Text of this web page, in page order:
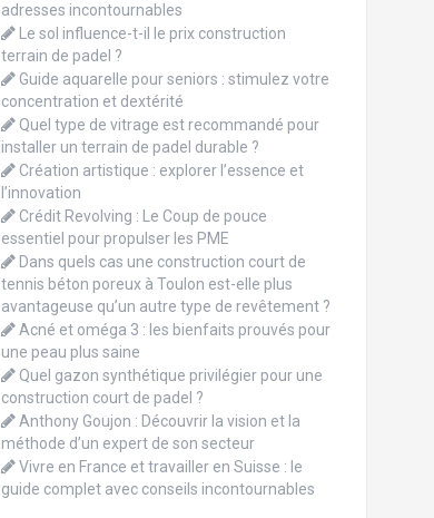
adresses incontournables
Le sol influence-t-il le prix construction
terrain de padel ?
Guide aquarelle pour seniors : stimulez votre
concentration et dextérité
Quel type de vitrage est recommandé pour
installer un terrain de padel durable ?
Création artistique : explorer l’essence et
l’innovation
Crédit Revolving : Le Coup de pouce
essentiel pour propulser les PME
Dans quels cas une construction court de
tennis béton poreux à Toulon est-elle plus
avantageuse qu’un autre type de revêtement ?
Acné et oméga 3 : les bienfaits prouvés pour
une peau plus saine
Quel gazon synthétique privilégier pour une
construction court de padel ?
Anthony Goujon : Découvrir la vision et la
méthode d’un expert de son secteur
Vivre en France et travailler en Suisse : le
guide complet avec conseils incontournables